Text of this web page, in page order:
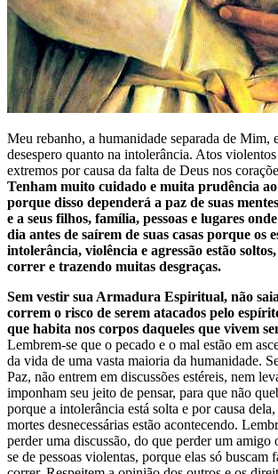
Meu rebanho, a humanidade separada de Mim,
desespero quanto na intolerância. Atos violentos
extremos por causa da falta de Deus nos
Tenham muito cuidado e muita prudência
porque disso dependerá a paz de suas
e a seus filhos, família, pessoas e lugares
dia antes de saírem de suas casas porque os
intolerância, violência e agressão estão
correr e trazendo muitas desgraças.
Sem vestir sua Armadura Espiritual, não
correm o risco de serem atacados pelo
que habita nos corpos daqueles que vivem
Lembrem-se que o pecado e o mal estão em
da vida de uma vasta maioria da humanidade.
Paz, não entrem em discussões estéreis, nem
imponham seu jeito de pensar, para que não
porque a intolerância está solta e por causa
mortes desnecessárias estão acontecendo.
perder uma discussão, do que perder um amigo
se de pessoas violentas, porque elas só buscam